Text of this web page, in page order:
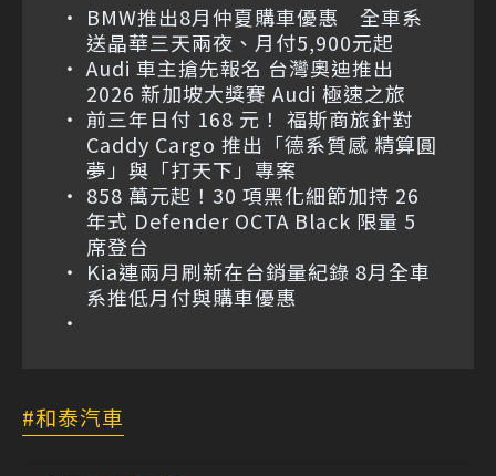
BMW推出8月仲夏購車優惠 全車系
送晶華三天兩夜、月付5,900元起
Audi 車主搶先報名 台灣奧迪推出
2026 新加坡大獎賽 Audi 極速之旅
前三年日付 168 元！ 福斯商旅針對
Caddy Cargo 推出「德系質感 精算圓
夢」與「打天下」專案
858 萬元起！30 項黑化細節加持 26
年式 Defender OCTA Black 限量 5
席登台
Kia連兩月刷新在台銷量紀錄 8月全車
系推低月付與購車優惠
和泰汽車